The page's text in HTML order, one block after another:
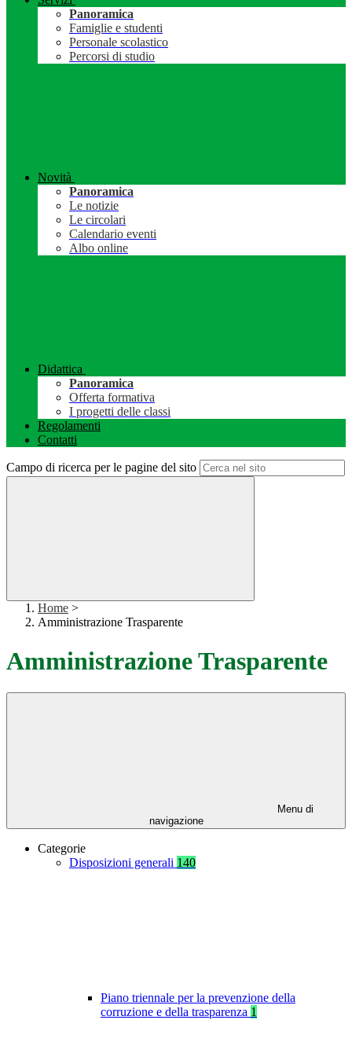
Panoramica
Famiglie e studenti
Personale scolastico
Percorsi di studio
Novità
Panoramica
Le notizie
Le circolari
Calendario eventi
Albo online
Didattica
Panoramica
Offerta formativa
I progetti delle classi
Regolamenti
Contatti
Campo di ricerca per le pagine del sito
Home >
Amministrazione Trasparente
Amministrazione Trasparente
Menu di
navigazione
Categorie
Disposizioni generali 140
Piano triennale per la prevenzione della
corruzione e della trasparenza 1